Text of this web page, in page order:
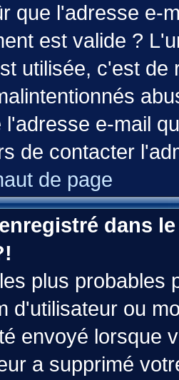
que l'adresse e-
est valide ?
utilisée, c'est
l'adresse e-mail
de contacter
de page
dans
plus probables
d'utilisateur ou
envoyé lorsque
a supprimé